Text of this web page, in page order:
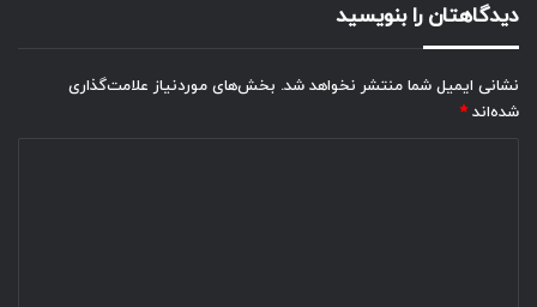
دیدگاهتان را بنویسید
نشانی ایمیل شما منتشر نخواهد شد. بخش‌های موردنیاز علامت‌گذاری
شده‌اند *